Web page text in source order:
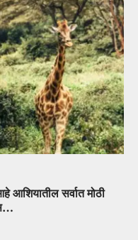
आशियातील सर्वात मोठी